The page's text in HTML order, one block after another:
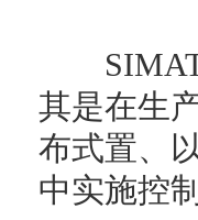
其是在生
布式置、
中实施控